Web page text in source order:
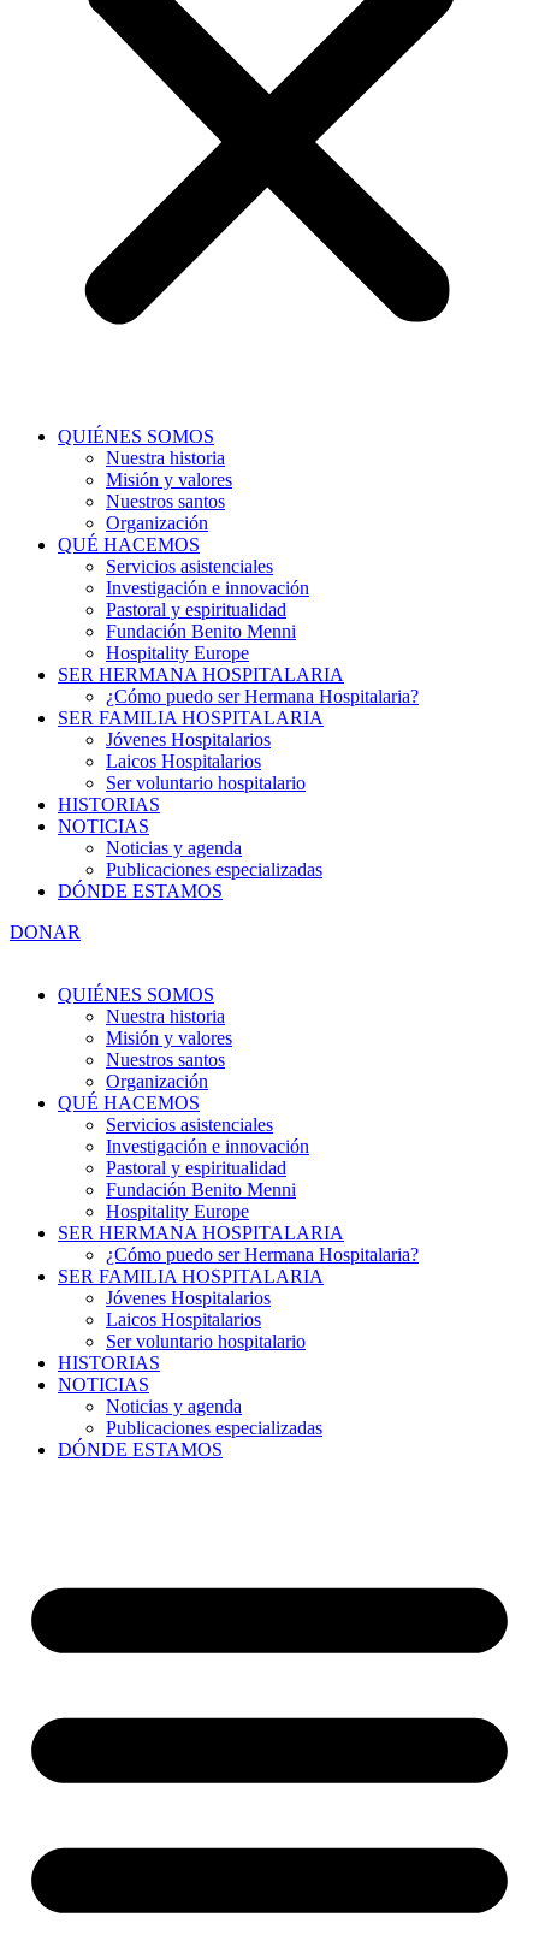
QUIÉNES SOMOS
Nuestra historia
Misión y valores
Nuestros santos
Organización
QUÉ HACEMOS
Servicios asistenciales
Investigación e innovación
Pastoral y espiritualidad
Fundación Benito Menni
Hospitality Europe
SER HERMANA HOSPITALARIA
¿Cómo puedo ser Hermana Hospitalaria?
SER FAMILIA HOSPITALARIA
Jóvenes Hospitalarios
Laicos Hospitalarios
Ser voluntario hospitalario
HISTORIAS
NOTICIAS
Noticias y agenda
Publicaciones especializadas
DÓNDE ESTAMOS
DONAR
QUIÉNES SOMOS
Nuestra historia
Misión y valores
Nuestros santos
Organización
QUÉ HACEMOS
Servicios asistenciales
Investigación e innovación
Pastoral y espiritualidad
Fundación Benito Menni
Hospitality Europe
SER HERMANA HOSPITALARIA
¿Cómo puedo ser Hermana Hospitalaria?
SER FAMILIA HOSPITALARIA
Jóvenes Hospitalarios
Laicos Hospitalarios
Ser voluntario hospitalario
HISTORIAS
NOTICIAS
Noticias y agenda
Publicaciones especializadas
DÓNDE ESTAMOS